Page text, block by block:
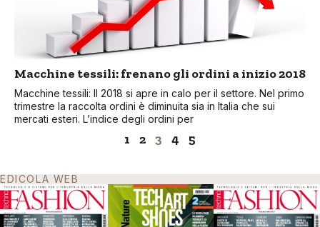
Macchine tessili: frenano gli ordini a inizio 2018
Macchine tessili: Il 2018 si apre in calo per il settore. Nel primo
trimestre la raccolta ordini è diminuita sia in Italia che sui
mercati esteri. L’indice degli ordini per
1 2 3 4 5
EDICOLA WEB